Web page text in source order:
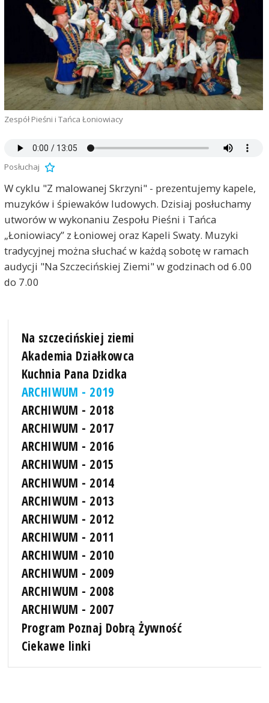
Zespół Pieśni i Tańca Łoniowiacy
Posłuchaj
W cyklu "Z malowanej Skrzyni" - prezentujemy kapele,
muzyków i śpiewaków ludowych. Dzisiaj posłuchamy
utworów w wykonaniu Zespołu Pieśni i Tańca
„Łoniowiacy” z Łoniowej oraz Kapeli Swaty. Muzyki
tradycyjnej można słuchać w każdą sobotę w ramach
audycji "Na Szczecińskiej Ziemi" w godzinach od 6.00
do 7.00
Na szczecińskiej ziemi
Akademia Działkowca
Kuchnia Pana Dzidka
ARCHIWUM - 2019
ARCHIWUM - 2018
ARCHIWUM - 2017
ARCHIWUM - 2016
ARCHIWUM - 2015
ARCHIWUM - 2014
ARCHIWUM - 2013
ARCHIWUM - 2012
ARCHIWUM - 2011
ARCHIWUM - 2010
ARCHIWUM - 2009
ARCHIWUM - 2008
ARCHIWUM - 2007
Program Poznaj Dobrą Żywność
Ciekawe linki